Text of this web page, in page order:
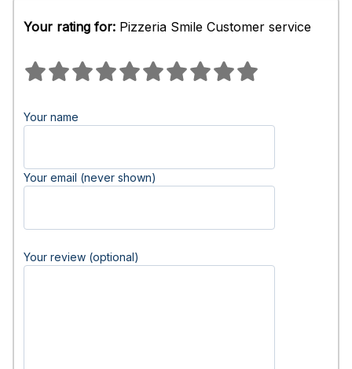
Your rating for: Pizzeria Smile Customer service
Your name
Your email (never shown)
Your review (optional)